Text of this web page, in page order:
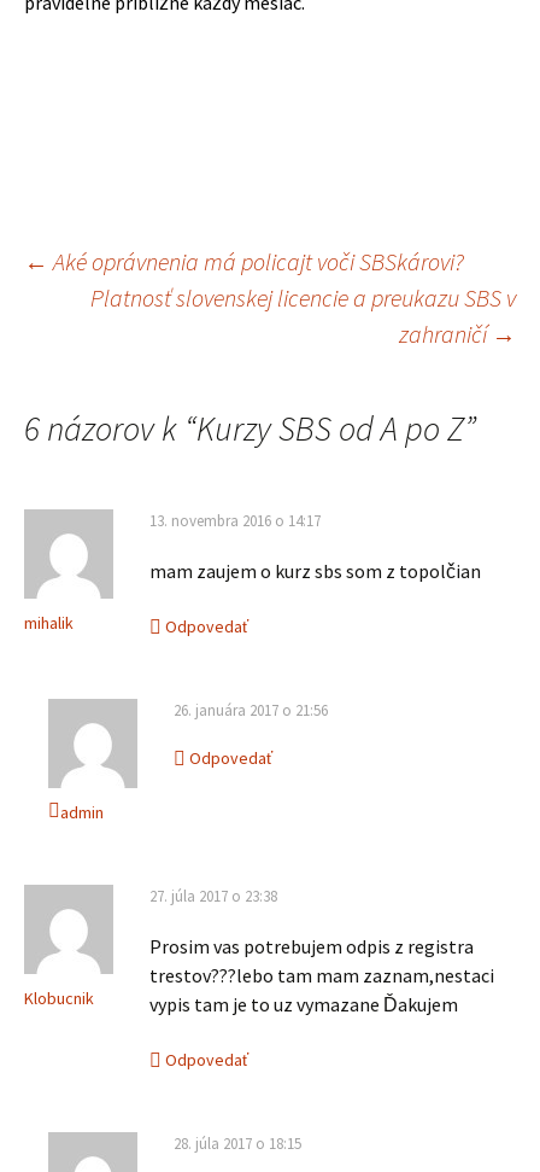
Navigácia
článkami
← Aké oprávnenia má policajt voči SBSkárovi?
Platnosť slovenskej licencie a preukazu SBS v
zahraničí →
6 názorov k “Kurzy SBS od A po Z”
mihalik
13. novembra 2016 o 14:17
mam zaujem o kurz sbs som z topolčian
Odpovedať
admin
26. januára 2017 o 21:56
Odpovedať
Klobucnik
27. júla 2017 o 23:38
Prosim vas potrebujem odpis z registra
trestov???lebo tam mam zaznam,nestaci
vypis tam je to uz vymazane Ďakujem
Odpovedať
28. júla 2017 o 18:15